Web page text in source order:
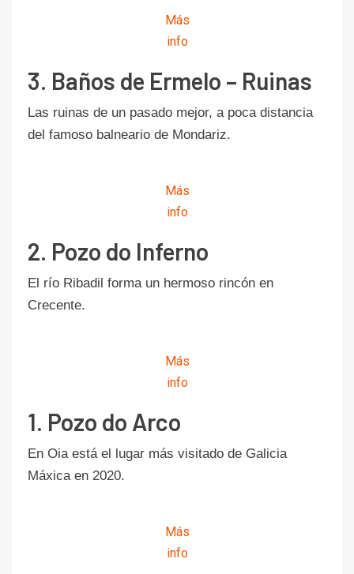
Más
info
3. Baños de Ermelo – Ruinas
Las ruinas de un pasado mejor, a poca distancia
del famoso balneario de Mondariz.
Más
info
2. Pozo do Inferno
El río Ribadil forma un hermoso rincón en
Crecente.
Más
info
1. Pozo do Arco
En Oia está el lugar más visitado de Galicia
Máxica en 2020.
Más
info